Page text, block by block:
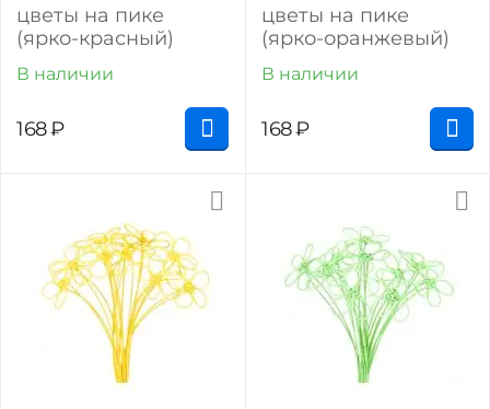
цветы на пике
(ярко-красный)
В наличии
168₽
цветы на пике
(ярко-оранжевый)
В наличии
168₽